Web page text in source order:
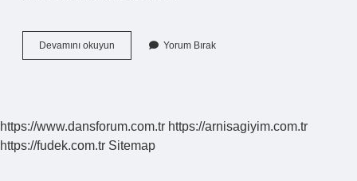
Devamını okuyun Kadınlar
Camide
Yorum Bırak
https://www.dansforum.com.tr https://arnisagiyim.com.tr
https://fudek.com.tr Sitemap